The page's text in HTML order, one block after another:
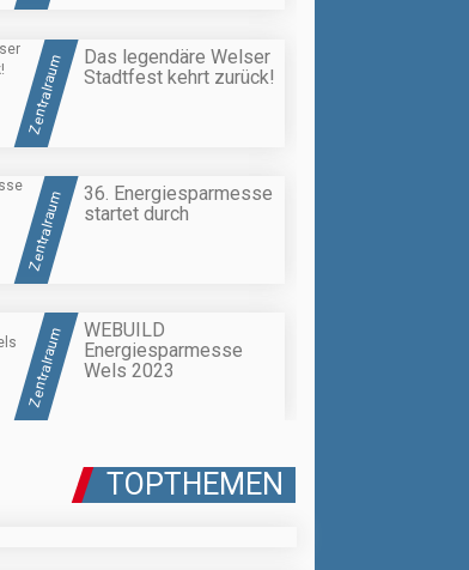
Zentralraum
Das legendäre Welser
Stadtfest kehrt zurück!
Zentralraum
36. Energiesparmesse
startet durch
Zentralraum
WEBUILD
Energiesparmesse
Wels 2023
TOPTHEMEN